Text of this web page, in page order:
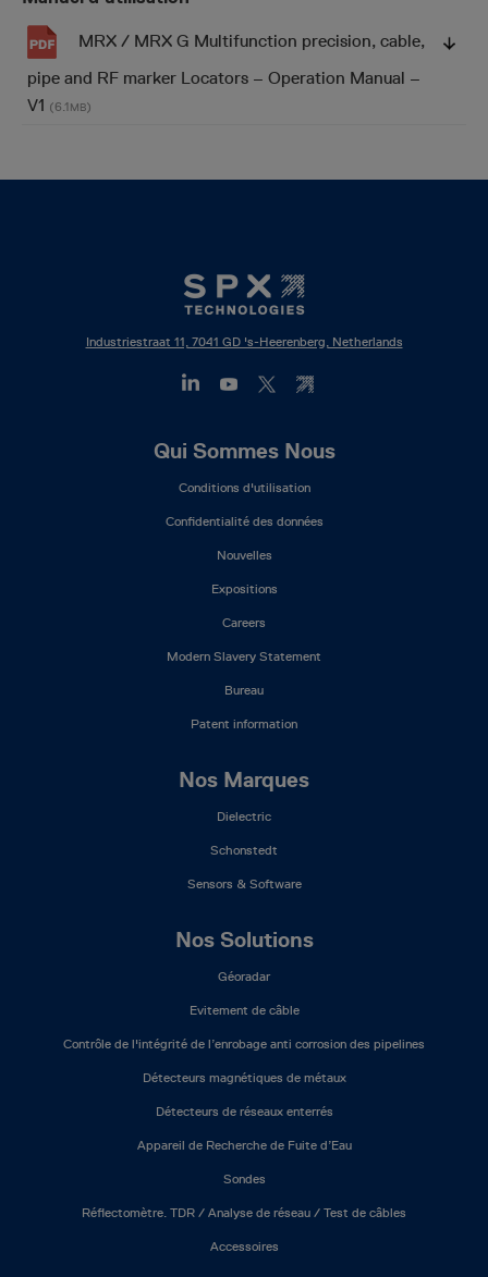
MRX / MRX G Multifunction precision, cable,
pipe and RF marker Locators – Operation Manual –
V1 (6.1MB)
Industriestraat 11, 7041 GD 's-Heerenberg, Netherlands
Qui Sommes Nous
Conditions d'utilisation
Confidentialité des données
Nouvelles
Expositions
Careers
Modern Slavery Statement
Bureau
Patent information
Nos Marques
Dielectric
Schonstedt
Sensors & Software
Nos Solutions
Géoradar
Evitement de câble
Contrôle de l'intégrité de l’enrobage anti corrosion des pipelines
Détecteurs magnétiques de métaux
Détecteurs de réseaux enterrés
Appareil de Recherche de Fuite d’Eau
Sondes
Réflectomètre. TDR / Analyse de réseau / Test de câbles
Accessoires